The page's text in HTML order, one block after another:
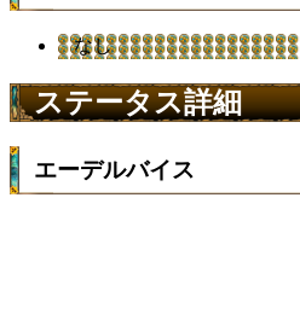
なし
ステータス詳細
エーデルバイス